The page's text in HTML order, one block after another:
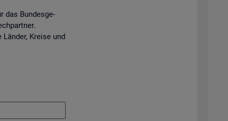
das Bun­des­ge­
Krei­se und